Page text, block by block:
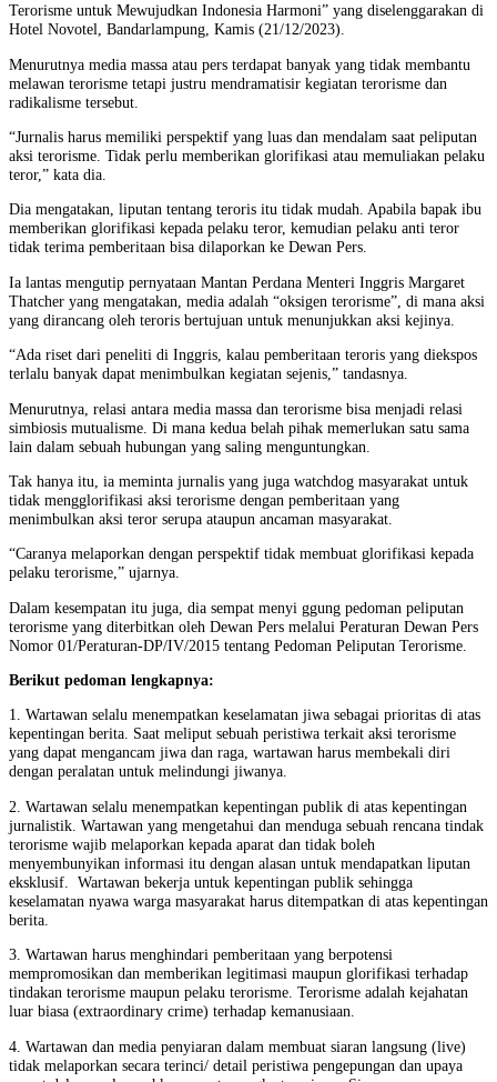
Terorisme untuk Mewujudkan Indonesia Harmoni” yang diselenggarakan di
Hotel Novotel, Bandarlampung, Kamis (21/12/2023).
Menurutnya media massa atau pers terdapat banyak yang tidak membantu
melawan terorisme tetapi justru mendramatisir kegiatan terorisme dan
radikalisme tersebut.
“Jurnalis harus memiliki perspektif yang luas dan mendalam saat peliputan
aksi terorisme. Tidak perlu memberikan glorifikasi atau memuliakan pelaku
teror,” kata dia.
Dia mengatakan, liputan tentang teroris itu tidak mudah. Apabila bapak ibu
memberikan glorifikasi kepada pelaku teror, kemudian pelaku anti teror
tidak terima pemberitaan bisa dilaporkan ke Dewan Pers.
Ia lantas mengutip pernyataan Mantan Perdana Menteri Inggris Margaret
Thatcher yang mengatakan, media adalah “oksigen terorisme”, di mana aksi
yang dirancang oleh teroris bertujuan untuk menunjukkan aksi kejinya.
“Ada riset dari peneliti di Inggris, kalau pemberitaan teroris yang diekspos
terlalu banyak dapat menimbulkan kegiatan sejenis,” tandasnya.
Menurutnya, relasi antara media massa dan terorisme bisa menjadi relasi
simbiosis mutualisme. Di mana kedua belah pihak memerlukan satu sama
lain dalam sebuah hubungan yang saling menguntungkan.
Tak hanya itu, ia meminta jurnalis yang juga watchdog masyarakat untuk
tidak mengglorifikasi aksi terorisme dengan pemberitaan yang
menimbulkan aksi teror serupa ataupun ancaman masyarakat.
“Caranya melaporkan dengan perspektif tidak membuat glorifikasi kepada
pelaku terorisme,” ujarnya.
Dalam kesempatan itu juga, dia sempat menyi ggung pedoman peliputan
terorisme yang diterbitkan oleh Dewan Pers melalui Peraturan Dewan Pers
Nomor 01/Peraturan-DP/IV/2015 tentang Pedoman Peliputan Terorisme.
Berikut pedoman lengkapnya:
1. Wartawan selalu menempatkan keselamatan jiwa sebagai prioritas di atas
kepentingan berita. Saat meliput sebuah peristiwa terkait aksi terorisme
yang dapat mengancam jiwa dan raga, wartawan harus membekali diri
dengan peralatan untuk melindungi jiwanya.
2. Wartawan selalu menempatkan kepentingan publik di atas kepentingan
jurnalistik. Wartawan yang mengetahui dan menduga sebuah rencana tindak
terorisme wajib melaporkan kepada aparat dan tidak boleh
menyembunyikan informasi itu dengan alasan untuk mendapatkan liputan
eksklusif. Wartawan bekerja untuk kepentingan publik sehingga
keselamatan nyawa warga masyarakat harus ditempatkan di atas kepentingan
berita.
3. Wartawan harus menghindari pemberitaan yang berpotensi
mempromosikan dan memberikan legitimasi maupun glorifikasi terhadap
tindakan terorisme maupun pelaku terorisme. Terorisme adalah kejahatan
luar biasa (extraordinary crime) terhadap kemanusiaan.
4. Wartawan dan media penyiaran dalam membuat siaran langsung (live)
tidak melaporkan secara terinci/ detail peristiwa pengepungan dan upaya